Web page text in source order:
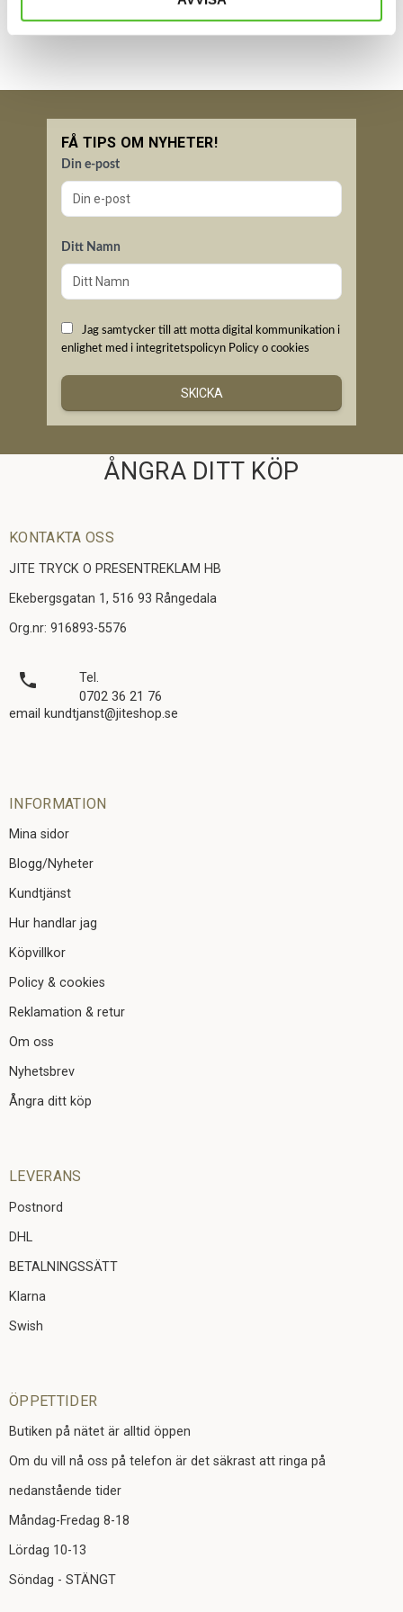
FÅ TIPS OM NYHETER!
Din e-post
Ditt Namn
Jag samtycker till att motta digital kommunikation i
enlighet med i integritetspolicyn Policy o cookies
SKICKA
ÅNGRA DITT KÖP
KONTAKTA OSS
JITE TRYCK O PRESENTREKLAM HB
Ekebergsgatan 1, 516 93 Rångedala
Org.nr: 916893-5576
local_phone
Tel.
0702 36 21 76
email kundtjanst@jiteshop.se
INFORMATION
Mina sidor
Blogg/Nyheter
Kundtjänst
Hur handlar jag
Köpvillkor
Policy & cookies
Reklamation & retur
Om oss
Nyhetsbrev
Ångra ditt köp
LEVERANS
Postnord
DHL
BETALNINGSSÄTT
Klarna
Swish
ÖPPETTIDER
Butiken på nätet är alltid öppen
Om du vill nå oss på telefon är det säkrast att ringa på
nedanstående tider
Måndag-Fredag 8-18
Lördag 10-13
Söndag - STÄNGT